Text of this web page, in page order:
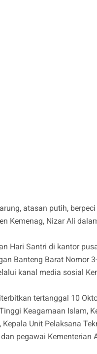
atasan putih,
Kemenag, Nizar Ali
Hari Santri di kantor
Banteng Barat Nomor
kanal media sosial
tertanggal 10
Keagamaan Islam,
Unit Pelaksana
pegawai Kementerian